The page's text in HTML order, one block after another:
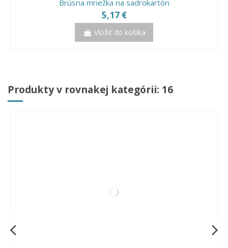
Brúsna mriežka na sadrokartón
5,17 €
Vložiť do košíka
Produkty v rovnakej kategórii: 16